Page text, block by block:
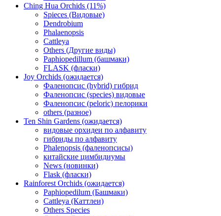
Ching Hua Orchids (11%)
Spieces (Видовые)
Dendrobium
Phalaenopsis
Cattleya
Others (Другие виды)
Paphiopedillum (башмаки)
FLASK (фласки)
Joy Orchids (ожидается)
Фаленопсис (hybrid) гибрид
Фаленопсис (species) видовые
Фаленопсис (peloric) пелорики
others (разное)
Ten Shin Gardens (ожидается)
видовые орхидеи по алфавиту
гибриды по алфавиту
Phalenopsis (фаленопсисы)
китайские цимбидиумы
News (новинки)
Flask (фласки)
Rainforest Orchids (ожидается)
Paphiopedilum (Башмаки)
Cattleya (Каттлеи)
Others Species